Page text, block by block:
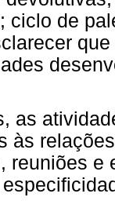
ciclo de
as
às
reuniões e